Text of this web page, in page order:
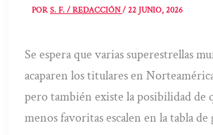
PORS. F. / REDACCIÓN/22 JUNIO, 2026
Se espera que varias superestrellas
acaparen los titulares en
pero también existe la posibilidad de
menos favoritas escalen en la tabla de